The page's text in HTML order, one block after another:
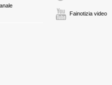
Fainotizia video